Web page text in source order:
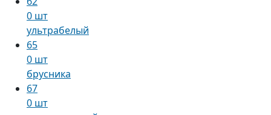
0 шт
ультрабелый
65
0 шт
брусника
67
0 шт